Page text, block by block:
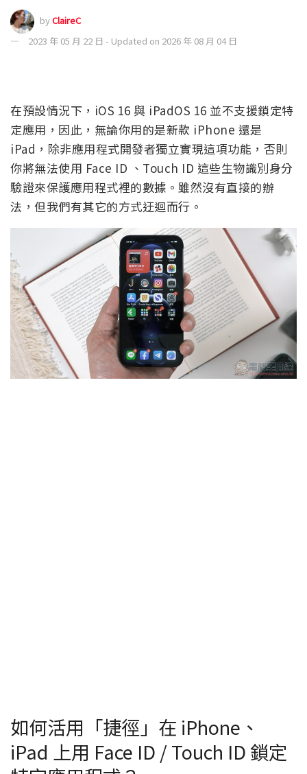
byClaireC
2023 年 05 月 22 日 - Updated on 2026 年 08 月 04 日
在預設情況下，iOS 16 與 iPadOS 16 並不支援鎖定特
定應用，因此，無論你用的是新款 iPhone 還是
iPad，除非應用程式開發者獨立實現這項功能，否則
你將無法使用 Face ID 、Touch ID 這些生物識別身分
驗證來保護應用程式裡的數據。雖然沒有直接的辦
法，但我們有其它的方式迂迴而行。
如何活用「捷徑」在 iPhone、
iPad 上用 Face ID / Touch ID 鎖定